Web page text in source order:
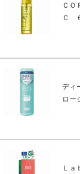
ＣＯ
Ｃ
ディ
ロー
Ｌ